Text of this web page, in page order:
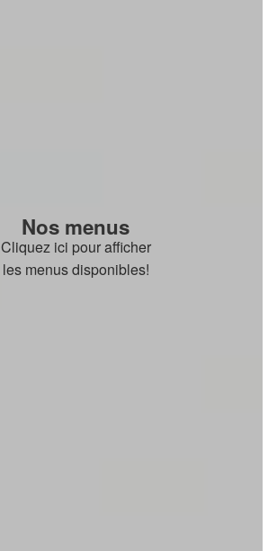
Nos menus
Cliquez ici pour afficher
les menus disponibles!